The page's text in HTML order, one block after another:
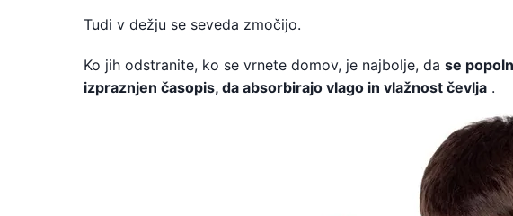
Tudi v dežju se seveda zmočijo.
Ko jih odstranite, ko se vrnete domov, je najbolje, da se
izpraznjen časopis, da absorbirajo vlago in vlažnost čevlja .